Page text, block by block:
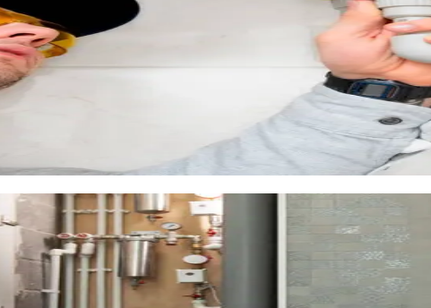
(recommandé tous les 2 ans avec l'eau locale)
et du groupe de sécurité
(électrique, thermodynamique, solaire)
normes et évacuation de l'ancien
recommandons le chauffe-eau thermodynamique. Ce système
solution particulièrement rentable dans le climat doux de la région.
des contrats d'entretien pour prolonger sa durée de vie.
anti-calcaire à Baillargues
calcaires, rend l'eau du réseau particulièrement dure. Les traces
À long terme, le calcaire réduit la durée de vie de vos appareils et